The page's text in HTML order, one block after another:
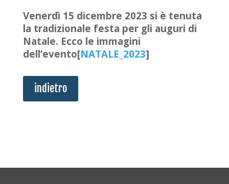
Venerdì 15 dicembre 2023 si è tenuta
la tradizionale festa per gli auguri di
Natale. Ecco le immagini
dell’evento[NATALE_2023]
indietro